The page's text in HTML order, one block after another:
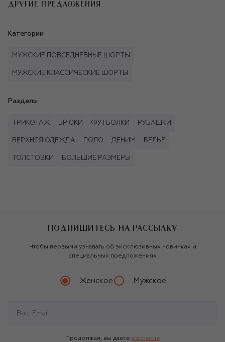
ДРУГИЕ ПРЕДЛОЖЕНИЯ
Категории
МУЖСКИЕ ПОВСЕДНЕВНЫЕ ШОРТЫ
МУЖСКИЕ КЛАССИЧЕСКИЕ ШОРТЫ
Разделы
ТРИКОТАЖ БРЮКИ ФУТБОЛКИ РУБАШКИ
ВЕРХНЯЯ ОДЕЖДА ПОЛО ДЕНИМ БЕЛЬЁ
ТОЛСТОВКИ БОЛЬШИЕ РАЗМЕРЫ
ПОДПИШИТЕСЬ НА РАССЫЛКУ
Чтобы первыми узнавать об эксклюзивных новинках и
специальных предложениях
Женское Мужское
Продолжая, вы даете согласие